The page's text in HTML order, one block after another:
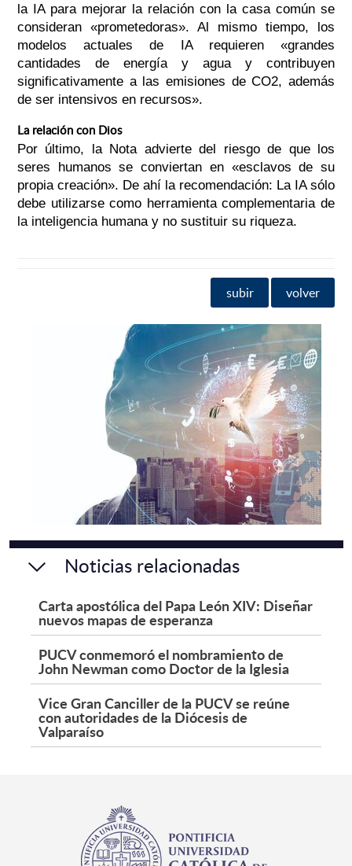
la IA para mejorar la relación con la casa común se
consideran «prometedoras». Al mismo tiempo, los
modelos actuales de IA requieren «grandes
cantidades de energía y agua y contribuyen
significativamente a las emisiones de CO2, además
de ser intensivos en recursos».
La relación con Dios
Por último, la Nota advierte del riesgo de que los
seres humanos se conviertan en «esclavos de su
propia creación». De ahí la recomendación: La IA sólo
debe utilizarse como herramienta complementaria de
la inteligencia humana y no sustituir su riqueza.
subir volver
Noticias relacionadas
Carta apostólica del Papa León XIV: Diseñar
nuevos mapas de esperanza
PUCV conmemoró el nombramiento de
John Newman como Doctor de la Iglesia
Vice Gran Canciller de la PUCV se reúne
con autoridades de la Diócesis de
Valparaíso